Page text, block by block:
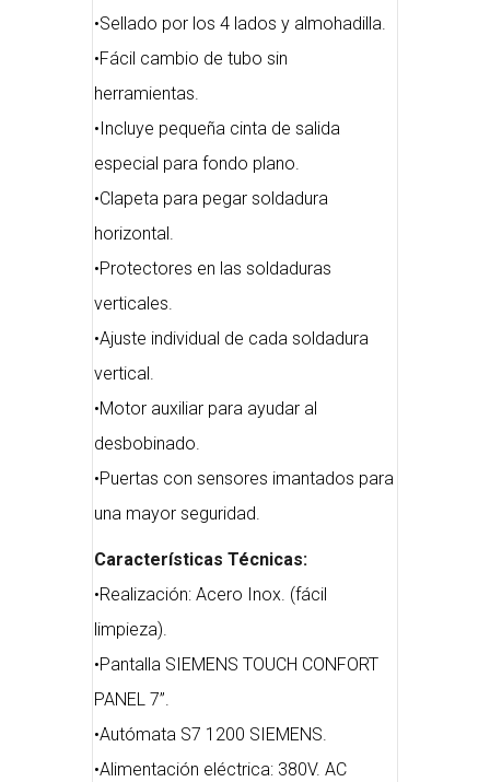
•Sellado por los 4 lados y almohadilla.
•Fácil cambio de tubo sin
herramientas.
•Incluye pequeña cinta de salida
especial para fondo plano.
•Clapeta para pegar soldadura
horizontal.
•Protectores en las soldaduras
verticales.
•Ajuste individual de cada soldadura
vertical.
•Motor auxiliar para ayudar al
desbobinado.
•Puertas con sensores imantados para
una mayor seguridad.
Características Técnicas:
•Realización: Acero Inox. (fácil
limpieza).
•Pantalla SIEMENS TOUCH CONFORT
PANEL 7”.
•Autómata S7 1200 SIEMENS.
•Alimentación eléctrica: 380V. AC